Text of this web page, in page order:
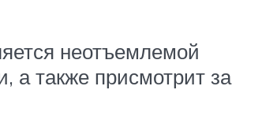
неотъемлемой
а также присмотрит за